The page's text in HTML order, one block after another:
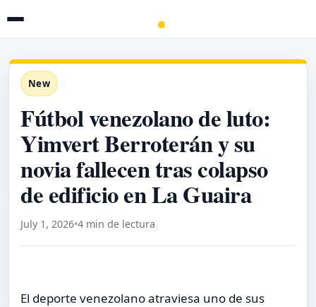
New
Fútbol venezolano de luto:
Yimvert Berroterán y su
novia fallecen tras colapso
de edificio en La Guaira
July 1, 2026•4 min de lectura
El deporte venezolano atraviesa uno de sus